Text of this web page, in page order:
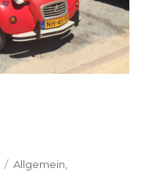
Kategorien
Allgemein